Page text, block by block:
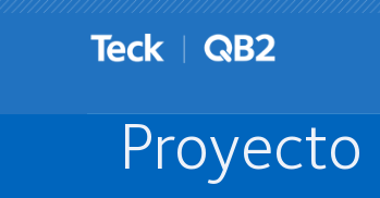
Proyecto